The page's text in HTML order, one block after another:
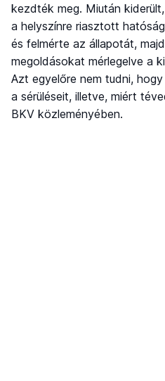
kezdték meg. Miután
a helyszínre riasztott
és felmérte az állapotát,
megoldásokat mérlegelve a
Azt egyelőre nem tudni,
a sérüléseit, illetve, miért
BKV közleményében.